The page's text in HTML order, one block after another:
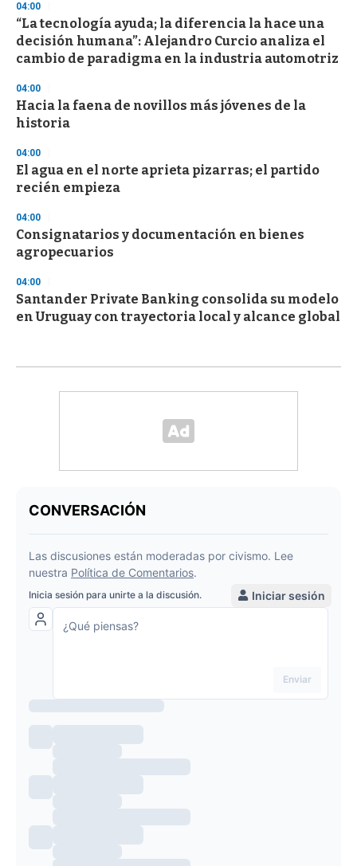
04:00
“La tecnología ayuda; la diferencia la hace una
decisión humana”: Alejandro Curcio analiza el
cambio de paradigma en la industria automotriz
04:00
Hacia la faena de novillos más jóvenes de la
historia
04:00
El agua en el norte aprieta pizarras; el partido
recién empieza
04:00
Consignatarios y documentación en bienes
agropecuarios
04:00
Santander Private Banking consolida su modelo
en Uruguay con trayectoria local y alcance global